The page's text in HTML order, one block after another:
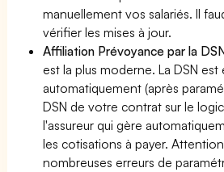
manuellement vos salariés. Il
vérifier les mises à jour.
Affiliation Prévoyance par la
est la plus moderne. La DSN est
automatiquement (après
DSN de votre contrat sur le
l'assureur qui gère
les cotisations à payer.
nombreuses erreurs de